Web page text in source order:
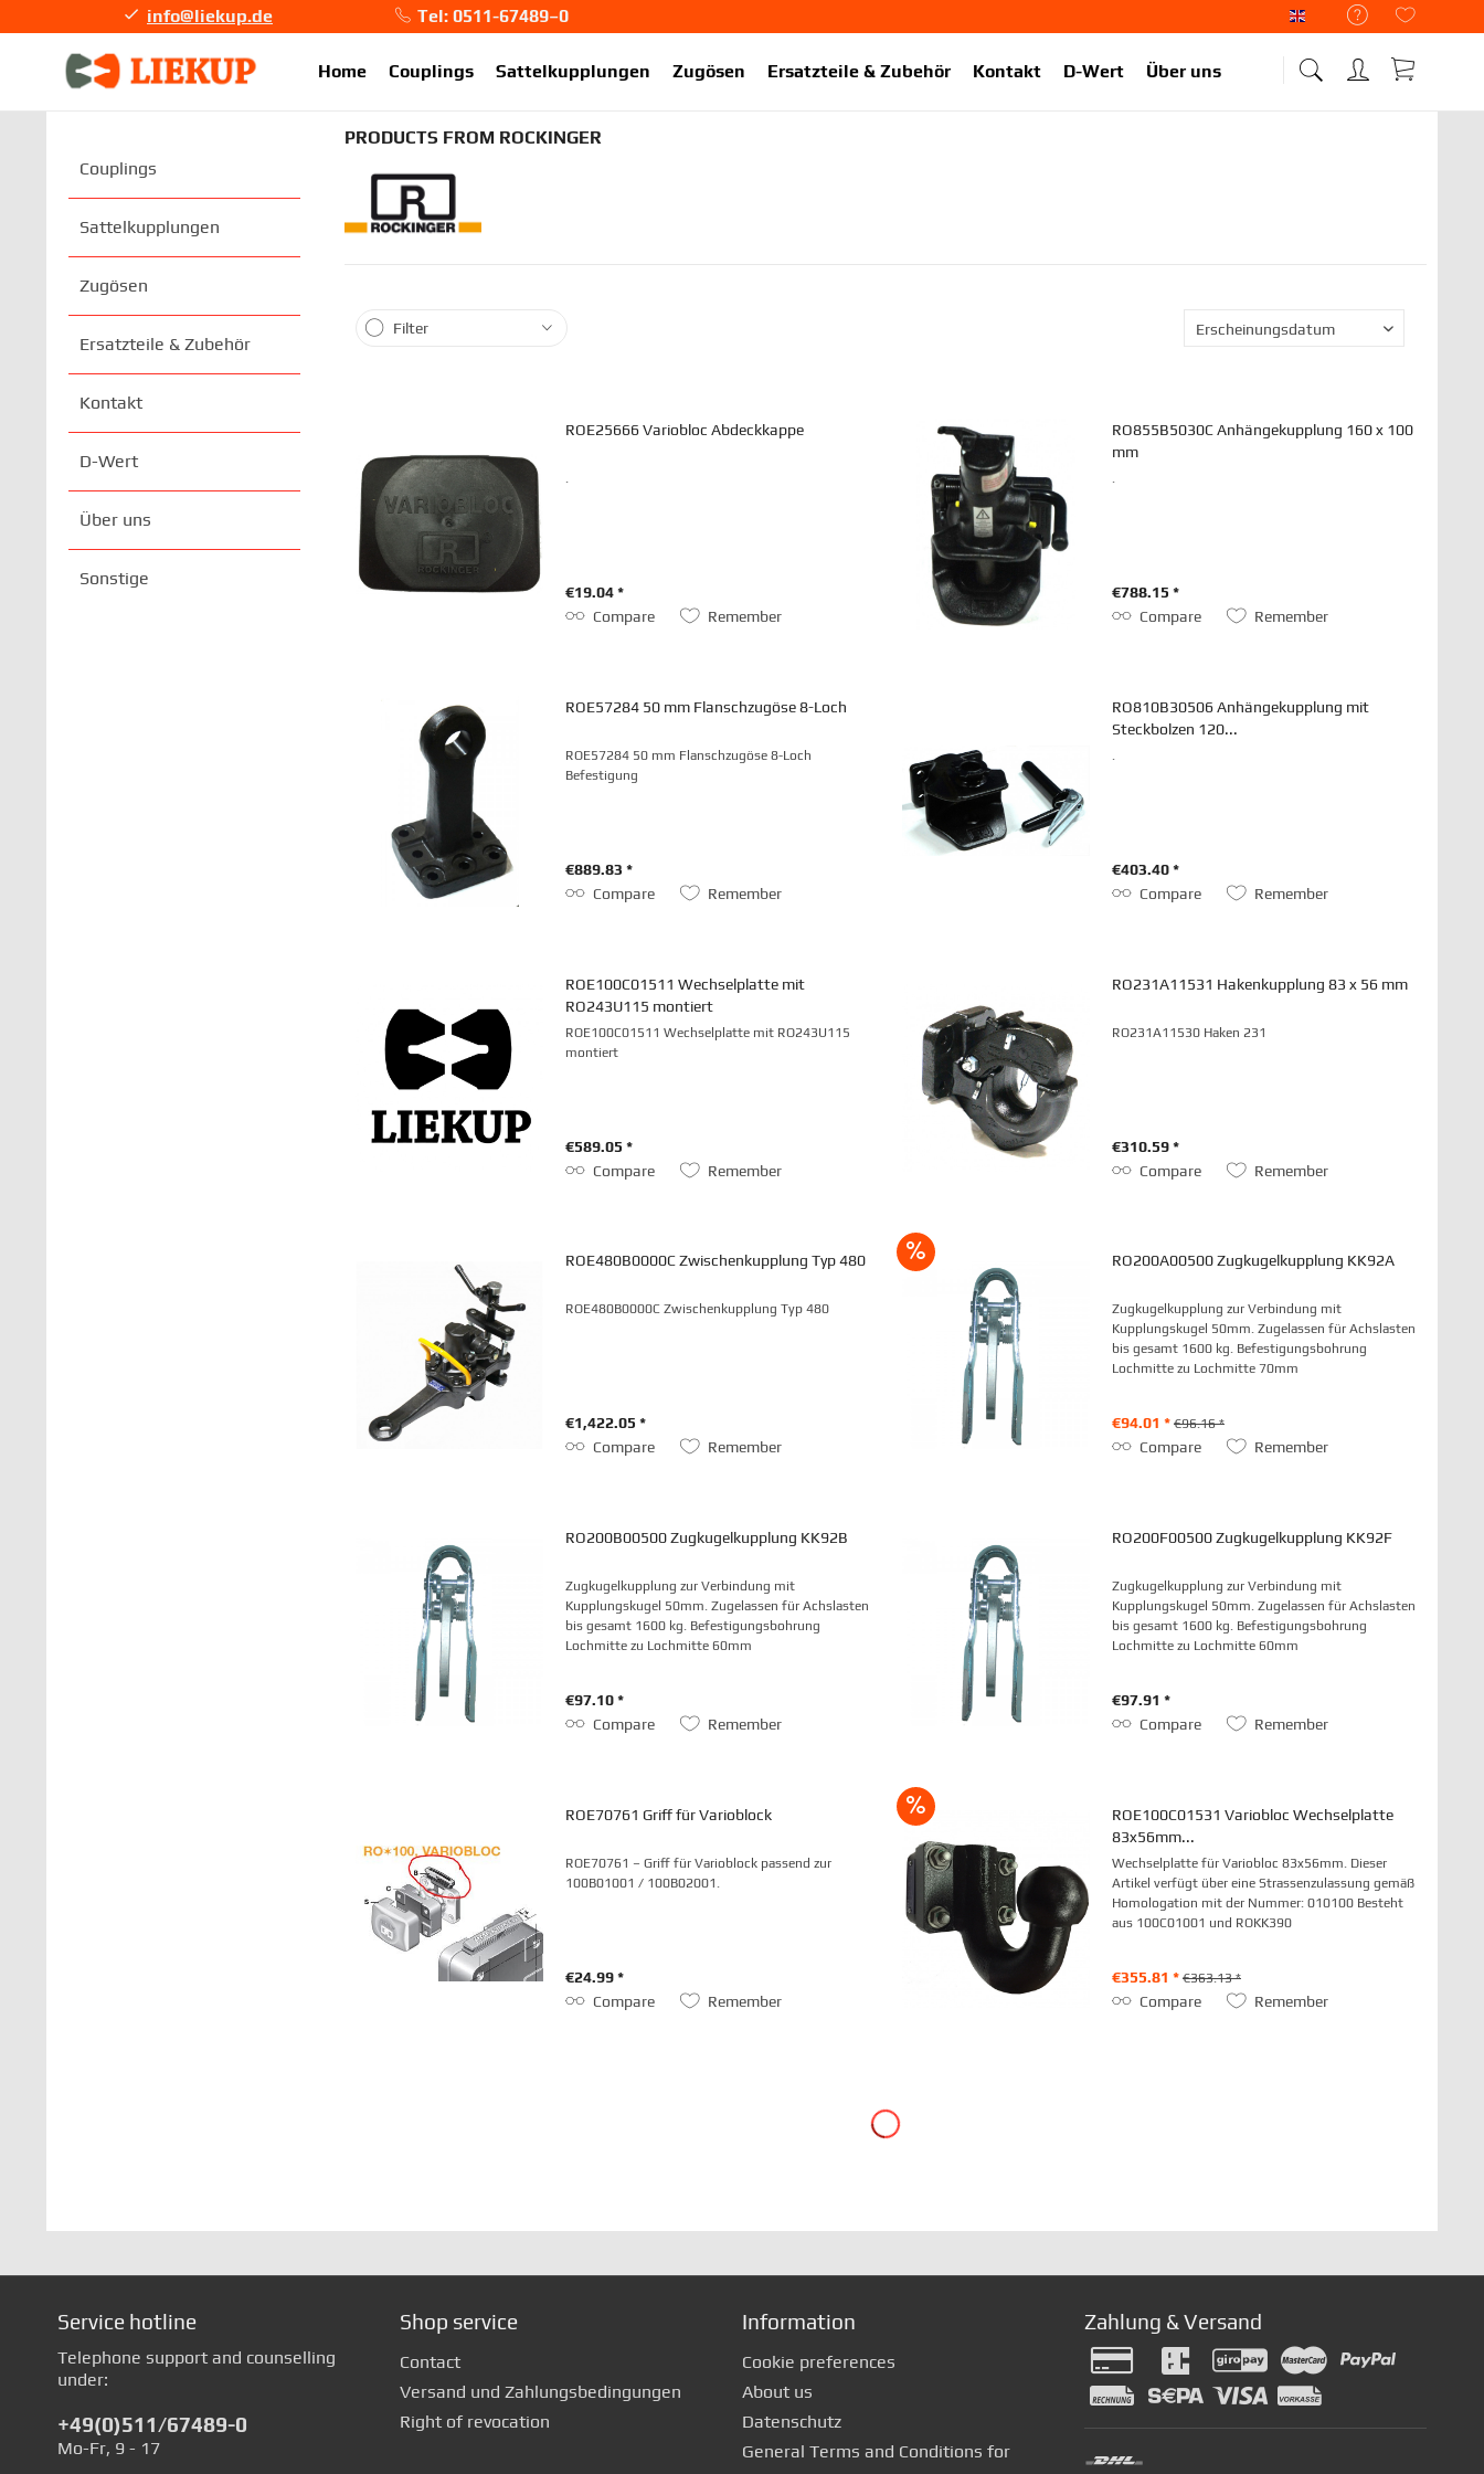
Liekup Englisch
info@liekup.de
Tel: 0511-67489–0
Home
Couplings Sattelkupplungen Zugösen Ersatzteile & Zubehör Kontakt D-Wert Über uns
Couplings
Sattelkupplungen
Zugösen
Ersatzteile & Zubehör
Kontakt
D-Wert
Über uns
Sonstige
PRODUCTS FROM ROCKINGER
Filter
ROE25666 Variobloc Abdeckkappe
.
€19.04 *
Compare
Remember
RO855B5030C Anhängekupplung 160 x 100
mm
.
€788.15 *
Compare
Remember
ROE57284 50 mm Flanschzugöse 8-Loch
ROE57284 50 mm Flanschzugöse 8-Loch
Befestigung
€889.83 *
Compare
Remember
RO810B30506 Anhängekupplung mit
Steckbolzen 120...
.
€403.40 *
Compare
Remember
ROE100C01511 Wechselplatte mit
RO243U115 montiert
ROE100C01511 Wechselplatte mit RO243U115
montiert
€589.05 *
Compare
Remember
RO231A11531 Hakenkupplung 83 x 56 mm
RO231A11530 Haken 231
€310.59 *
Compare
Remember
ROE480B0000C Zwischenkupplung Typ 480
ROE480B0000C Zwischenkupplung Typ 480
€1,422.05 *
Compare
Remember
RO200A00500 Zugkugelkupplung KK92A
Zugkugelkupplung zur Verbindung mit
Kupplungskugel 50mm. Zugelassen für Achslasten
bis gesamt 1600 kg. Befestigungsbohrung
Lochmitte zu Lochmitte 70mm
€94.01 * €96.16 *
Compare Remember
RO200B00500 Zugkugelkupplung KK92B
Zugkugelkupplung zur Verbindung mit
Kupplungskugel 50mm. Zugelassen für Achslasten
bis gesamt 1600 kg. Befestigungsbohrung
Lochmitte zu Lochmitte 60mm
€97.10 *
Compare
Remember
RO200F00500 Zugkugelkupplung KK92F
Zugkugelkupplung zur Verbindung mit
Kupplungskugel 50mm. Zugelassen für Achslasten
bis gesamt 1600 kg. Befestigungsbohrung
Lochmitte zu Lochmitte 60mm
€97.91 *
Compare
Remember
ROE70761 Griff für Varioblock
ROE70761 – Griff für Varioblock passend zur
100B01001 / 100B02001.
€24.99 *
Compare
Remember
ROE100C01531 Variobloc Wechselplatte
83x56mm...
Wechselplatte für Variobloc 83x56mm. Dieser
Artikel verfügt über eine Strassenzulassung gemäß
Homologation mit der Nummer: 010100 Besteht
aus 100C01001 und ROKK390
€355.81 * €363.13 *
Compare Remember
Service hotline
Telephone support and counselling
under:
+49(0)511/67489-0
Mo-Fr, 9 - 17
Shop service
Contact
Versand und Zahlungsbedingungen
Right of revocation
Information
Cookie preferences
About us
Datenschutz
General Terms and Conditions for
Zahlung & Versand